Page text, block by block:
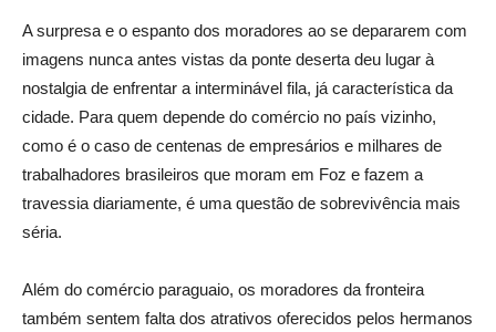
A surpresa e o espanto dos moradores ao se depararem com
imagens nunca antes vistas da ponte deserta deu lugar à
nostalgia de enfrentar a interminável fila, já característica da
cidade. Para quem depende do comércio no país vizinho,
como é o caso de centenas de empresários e milhares de
trabalhadores brasileiros que moram em Foz e fazem a
travessia diariamente, é uma questão de sobrevivência mais
séria.
Além do comércio paraguaio, os moradores da fronteira
também sentem falta dos atrativos oferecidos pelos hermanos